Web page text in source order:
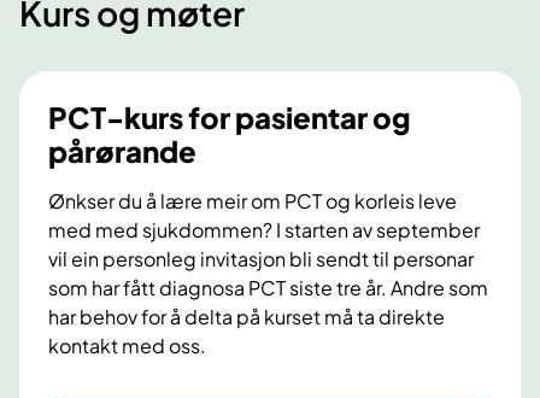
Kurs og møter
PCT-kurs for pasientar og
pårørande
Ønkser du å lære meir om PCT og korleis leve
med med sjukdommen? I starten av september
vil ein personleg invitasjon bli sendt til personar
som har fått diagnosa PCT siste tre år. Andre som
har behov for å delta på kurset må ta direkte
kontakt med oss.